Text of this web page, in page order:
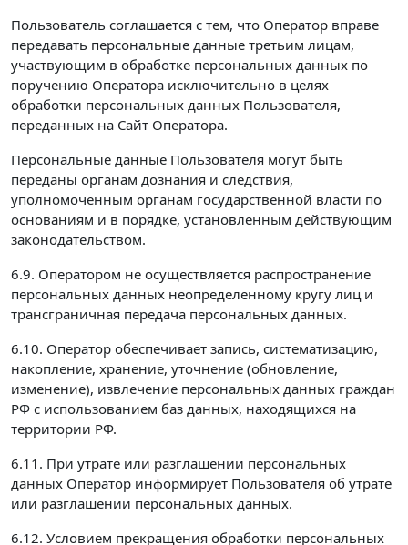
Пользователь соглашается с тем, что Оператор вправе
передавать персональные данные третьим лицам,
участвующим в обработке персональных данных по
поручению Оператора исключительно в целях
обработки персональных данных Пользователя,
переданных на Сайт Оператора.
Персональные данные Пользователя могут быть
переданы органам дознания и следствия,
уполномоченным органам государственной власти по
основаниям и в порядке, установленным действующим
законодательством.
6.9. Оператором не осуществляется распространение
персональных данных неопределенному кругу лиц и
трансграничная передача персональных данных.
6.10. Оператор обеспечивает запись, систематизацию,
накопление, хранение, уточнение (обновление,
изменение), извлечение персональных данных граждан
РФ с использованием баз данных, находящихся на
территории РФ.
6.11. При утрате или разглашении персональных
данных Оператор информирует Пользователя об утрате
или разглашении персональных данных.
6.12. Условием прекращения обработки персональных